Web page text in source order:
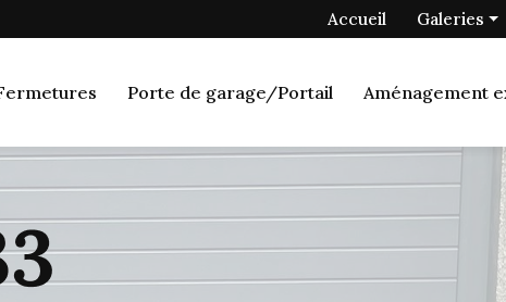
Navigation secondaireAccueil
Galeries
Fermetures
Aménagement
Porte de garage/Portail Aménagement